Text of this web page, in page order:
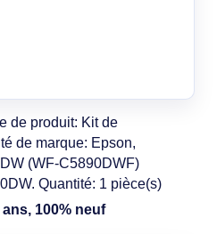
de produit: Kit de
de marque: Epson,
(WF-C5890DWF)
Quantité: 1 pièce(s)
100% neuf